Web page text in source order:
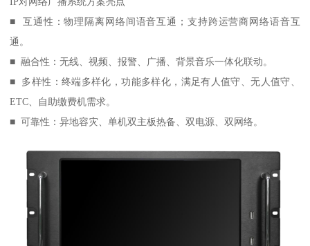
■ 互通性：物理隔离网络间语音互通；支持跨运营商网络语音互
通。
■ 融合性：无线、视频、报警、广播、背景音乐一体化联动。
■ 多样性：终端多样化，功能多样化，满足有人值守、无人值守、
ETC、自助缴费机需求。
■ 可靠性：异地容灾、单机双主板热备、双电源、双网络。